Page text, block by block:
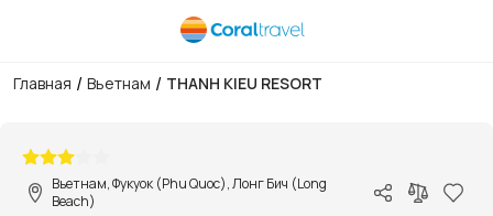
Главная / Вьетнам / THANH KIEU RESORT
Вьетнам, Фукуок (Phu Quoc), Лонг Бич (Long
Beach)